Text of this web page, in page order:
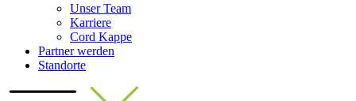
Unser Team
Karriere
Cord Kappe
Partner werden
Standorte